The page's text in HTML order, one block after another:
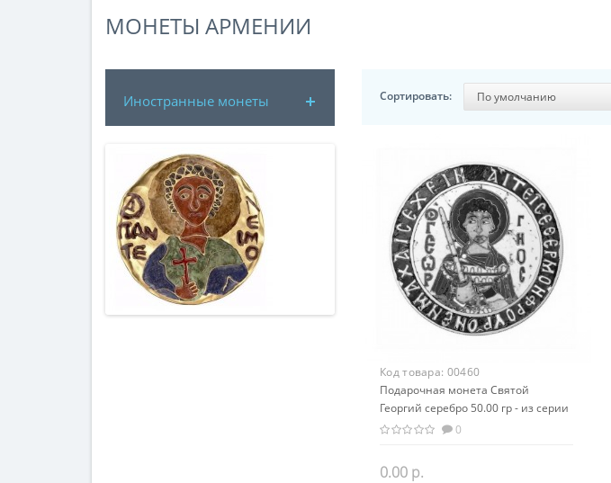
МОНЕТЫ АРМЕНИИ
Иностранные монеты Сортировать:
Код товара: 00460
Подарочная монета Святой
Георгий серебро 50.00 гр - из серии
мировая религия Христианство
0
0.00 р.